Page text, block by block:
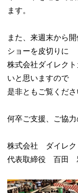
ます。
また、来週末から
ショーを皮切りに
株式会社ダイレク
いと思いますので
是非ともご覧くださ
何卒ご支援、ご協力
株式会社 ダイレク
代表取締役 百田